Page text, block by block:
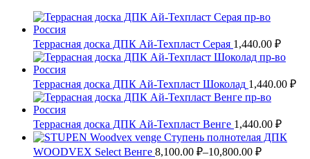
Террасная доска ДПК Ай-Техпласт Серая 1,440.00 ₽
Террасная доска ДПК Ай-Техпласт Шоколад 1,440.00 ₽
Террасная доска ДПК Ай-Техпласт Венге 1,440.00 ₽
Ступень полнотелая ДПК
WOODVEX Select Венге 8,100.00 ₽–10,800.00 ₽